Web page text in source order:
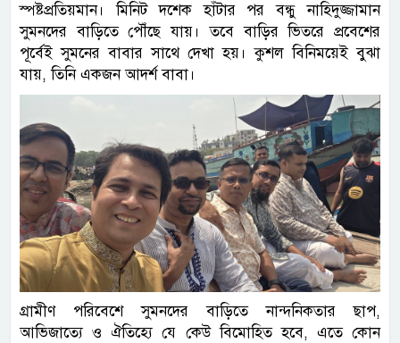
স্পষ্টপ্রতিয়মান। মিনিট দশেক হাঁটার পর বন্ধু নাহিদুজ্জামান
সুমনদের বাড়িতে পৌঁছে যায়। তবে বাড়ির ভিতরে প্রবেশের
পূর্বেই সুমনের বাবার সাথে দেখা হয়। কুশল বিনিময়েই বুঝা
যায়, তিনি একজন আদর্শ বাবা।
গ্রামীণ পরিবেশে সুমনদের বাড়িতে নান্দনিকতার ছাপ,
আভিজাত্যে ও ঐতিহ্যে যে কেউ বিমোহিত হবে, এতে কোন